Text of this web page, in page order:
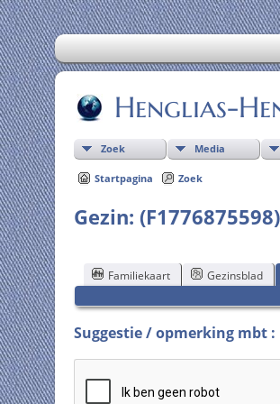
Henglias-
Zoek Media
Startpagina Zoek
Gezin: (F1776875598)
Familiekaart Gezinsblad
Suggestie / opmerking mbt :